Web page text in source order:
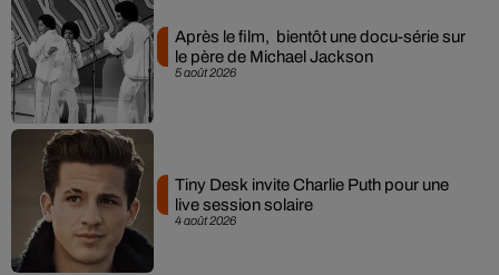
5 août 2026
Après le film, bientôt une docu-série sur
le père de Michael Jackson
4 août 2026
Tiny Desk invite Charlie Puth pour une
live session solaire